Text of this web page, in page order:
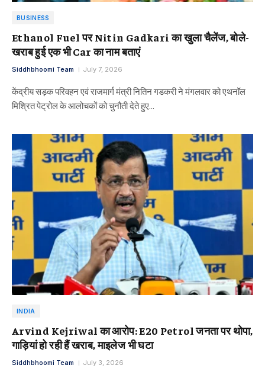
BUSINESS
Ethanol Fuel पर Nitin Gadkari का खुला चैलेंज, बोले-
खराब हुई एक भी Car का नाम बताएं
Siddhbhoomi Team July 7, 2026
केंद्रीय सड़क परिवहन एवं राजमार्ग मंत्री नितिन गडकरी ने मंगलवार को एथनॉल
मिश्रित पेट्रोल के आलोचकों को चुनौती देते हुए…
INDIA
Arvind Kejriwal का आरोप: E20 Petrol जनता पर थोपा,
गाड़ियां हो रही हैं खराब, माइलेज भी घटा
Siddhbhoomi Team July 3, 2026